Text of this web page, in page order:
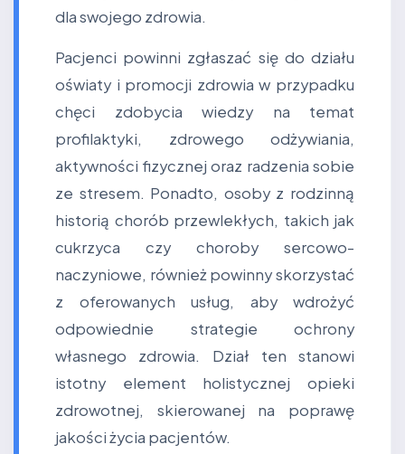
dla swojego zdrowia.
Pacjenci powinni zgłaszać się do działu
oświaty i promocji zdrowia w przypadku
chęci zdobycia wiedzy na temat
profilaktyki, zdrowego odżywiania,
aktywności fizycznej oraz radzenia sobie
ze stresem. Ponadto, osoby z rodzinną
historią chorób przewlekłych, takich jak
cukrzyca czy choroby sercowo-
naczyniowe, również powinny skorzystać
z oferowanych usług, aby wdrożyć
odpowiednie strategie ochrony
własnego zdrowia. Dział ten stanowi
istotny element holistycznej opieki
zdrowotnej, skierowanej na poprawę
jakości życia pacjentów.